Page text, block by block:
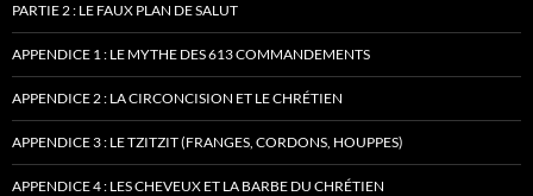
PARTIE 2 : LE FAUX PLAN DE SALUT
APPENDICE 1 : LE MYTHE DES 613 COMMANDEMENTS
APPENDICE 2 : LA CIRCONCISION ET LE CHRÉTIEN
APPENDICE 3 : LE TZITZIT (FRANGES, CORDONS, HOUPPES)
APPENDICE 4 : LES CHEVEUX ET LA BARBE DU CHRÉTIEN